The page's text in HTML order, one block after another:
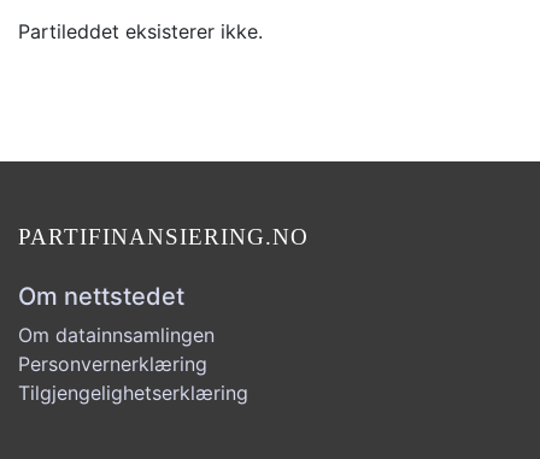
Partileddet eksisterer ikke.
PARTIFINANSIERING.NO
Om nettstedet
Om datainnsamlingen
Personvernerklæring
Tilgjengelighetserklæring